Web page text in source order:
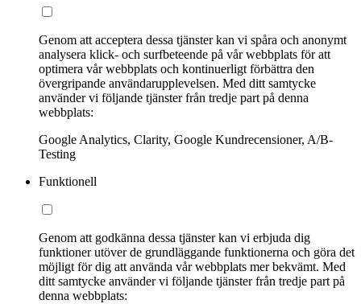
Genom att acceptera dessa tjänster kan vi spåra och anonymt
analysera klick- och surfbeteende på vår webbplats för att
optimera vår webbplats och kontinuerligt förbättra den
övergripande användarupplevelsen. Med ditt samtycke
använder vi följande tjänster från tredje part på denna
webbplats:
Google Analytics, Clarity, Google Kundrecensioner, A/B-
Testing
Funktionell
Genom att godkänna dessa tjänster kan vi erbjuda dig
funktioner utöver de grundläggande funktionerna och göra det
möjligt för dig att använda vår webbplats mer bekvämt. Med
ditt samtycke använder vi följande tjänster från tredje part på
denna webbplats: